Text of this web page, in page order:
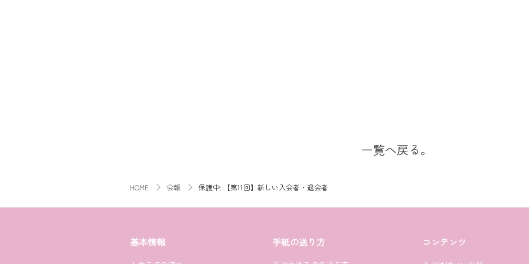
一覧へ戻る。
HOME 会報 保護中: 【第11回】新しい入会者・退会者
基本情報 手紙の送り方 コンテンツ